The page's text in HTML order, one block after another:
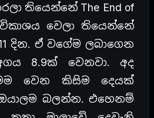
තියෙන්නේ The End of
විකාශය වෙලා තියෙන්නේ
දින. ඒ වගේම ලබාගෙන
8.9ක් වෙනවා. අද
වෙන කිසිම දෙයක්
බලන්න. එහෙනම්